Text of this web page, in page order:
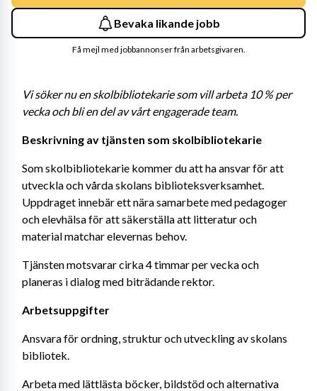
Vi söker nu en skolbibliotekarie som vill arbeta 10 % per
vecka och bli en del av vårt engagerade team.
Beskrivning av tjänsten som skolbibliotekarie
Som skolbibliotekarie kommer du att ha ansvar för att
utveckla och vårda skolans biblioteksverksamhet.
Uppdraget innebär ett nära samarbete med pedagoger
och elevhälsa för att säkerställa att litteratur och
material matchar elevernas behov.
Tjänsten motsvarar cirka 4 timmar per vecka och
planeras i dialog med biträdande rektor.
Arbetsuppgifter
Ansvara för ordning, struktur och utveckling av skolans
bibliotek.
Arbeta med lättlästa böcker, bildstöd och alternativa
Bevaka likande jobb
Få mejl med jobbannonser från arbetsgivaren.